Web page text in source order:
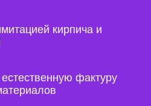
кирпича и
фактуру